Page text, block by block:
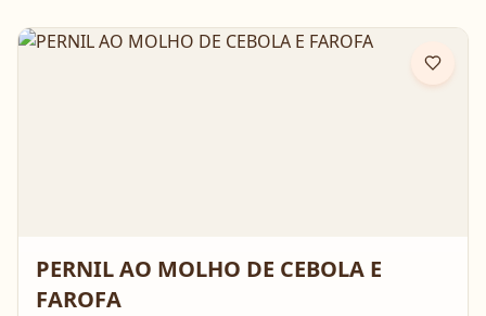
PERNIL AO MOLHO DE CEBOLA E
FAROFA